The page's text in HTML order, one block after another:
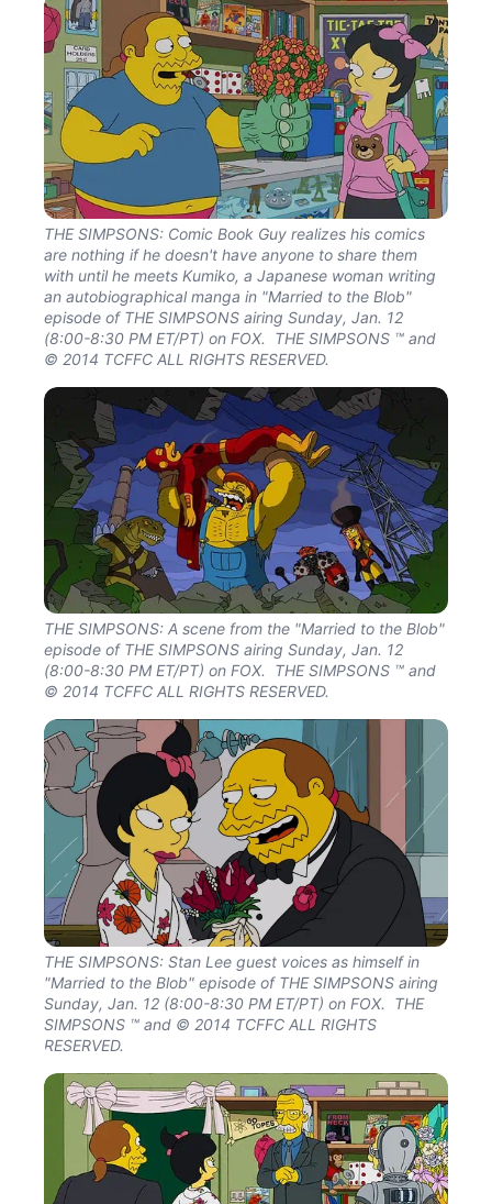
THE SIMPSONS: Comic Book Guy realizes his comics
are nothing if he doesn't have anyone to share them
with until he meets Kumiko, a Japanese woman writing
an autobiographical manga in "Married to the Blob"
episode of THE SIMPSONS airing Sunday, Jan. 12
(8:00-8:30 PM ET/PT) on FOX. THE SIMPSONS ™ and
© 2014 TCFFC ALL RIGHTS RESERVED.
THE SIMPSONS: A scene from the "Married to the Blob"
episode of THE SIMPSONS airing Sunday, Jan. 12
(8:00-8:30 PM ET/PT) on FOX. THE SIMPSONS ™ and
© 2014 TCFFC ALL RIGHTS RESERVED.
THE SIMPSONS: Stan Lee guest voices as himself in
"Married to the Blob" episode of THE SIMPSONS airing
Sunday, Jan. 12 (8:00-8:30 PM ET/PT) on FOX. THE
SIMPSONS ™ and © 2014 TCFFC ALL RIGHTS
RESERVED.